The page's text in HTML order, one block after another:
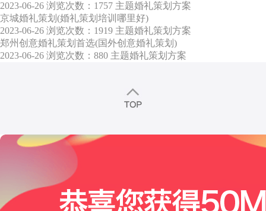
2023-06-26 浏览次数：1757 主题婚礼策划方案
京城婚礼策划(婚礼策划培训哪里好)
2023-06-26 浏览次数：1919 主题婚礼策划方案
郑州创意婚礼策划首选(国外创意婚礼策划)
2023-06-26 浏览次数：880 主题婚礼策划方案